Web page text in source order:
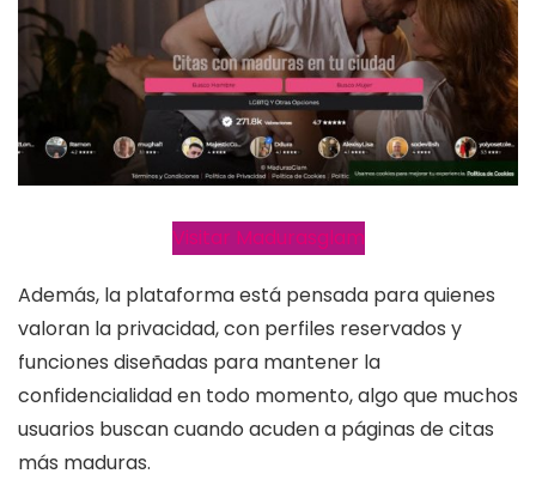
Visitar Madurasglam
Además, la plataforma está pensada para quienes
valoran la privacidad, con perfiles reservados y
funciones diseñadas para mantener la
confidencialidad en todo momento, algo que muchos
usuarios buscan cuando acuden a páginas de citas
más maduras.